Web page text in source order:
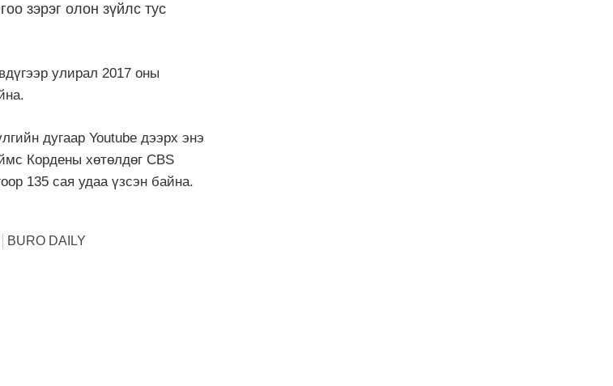
зэрэг олон зүйлс тус
улирал 2017 оны
дугаар Youtube дээрх энэ
Кордены хөтөлдөг CBS
135 сая удаа үзсэн байна.
BURO DAILY